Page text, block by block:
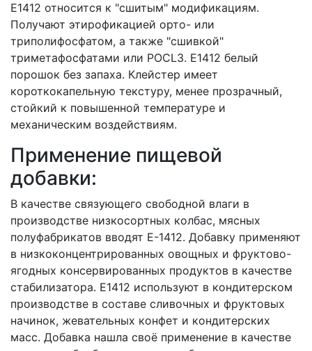
Е1412 относится к "сшитым" модификациям.
Получают этирофикацией орто- или
триполифосфатом, а также "сшивкой"
триметафосфатами или POCL3. Е1412 белый
порошок без запаха. Клейстер имеет
короткокапельную текстуру, менее прозрачный,
стойкий к повышенной температуре и
механическим воздействиям.
Применение пищевой
добавки:
В качестве связующего свободной влаги в
производстве низкосортных колбас, мясных
полуфабрикатов вводят Е-1412. Добавку применяют
в низкоконцентрированных овощных и фруктово-
ягодных консервированных продуктов в качестве
стабилизатора. Е1412 используют в кондитерском
производстве в составе сливочных и фруктовых
начинок, жевательных конфет и кондитерских
масс. Добавка нашла своё применение в качестве